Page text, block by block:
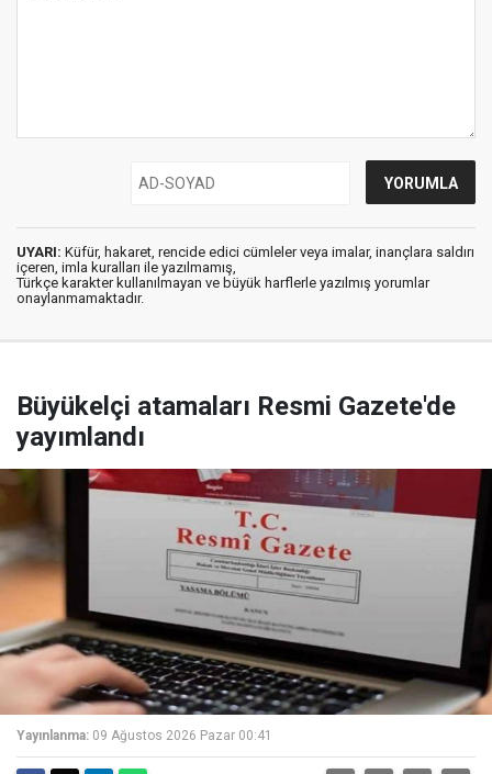
UYARI: Küfür, hakaret, rencide edici cümleler veya imalar, inançlara saldırı
içeren, imla kuralları ile yazılmamış,
Türkçe karakter kullanılmayan ve büyük harflerle yazılmış yorumlar
onaylanmamaktadır.
Büyükelçi atamaları Resmi Gazete'de
yayımlandı
Yayınlanma: 09 Ağustos 2026 Pazar 00:41